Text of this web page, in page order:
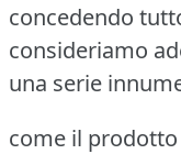
concedendo
consideriamo
una serie
come il